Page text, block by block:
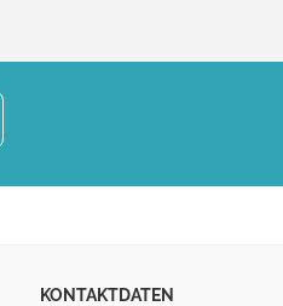
KONTAKTDATEN